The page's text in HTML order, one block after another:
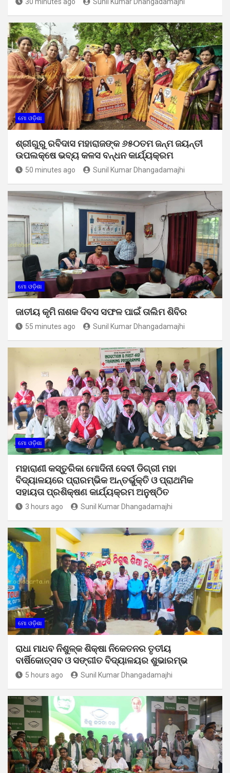
ମୋ ଓଡ଼ିଶା
ଶ୍ରୀଗୁରୁ ରବିଦାସ ମହାରାଜଙ୍କ ୬୫୦ତମ ଜନ୍ମ ଜୟନ୍ତୀ
ଉପଲକ୍ଷେ ଭବ୍ୟ କଳସ ବନ୍ଧନ କାର୍ଯ୍ୟକ୍ରମ
50 minutes ago Sunil Kumar Dhangadamajhi
ମୋ ଓଡ଼ିଶା
ଜାତୀୟ କୃମି ନାଶକ ଦିବସ ସଫଳ ପାଇଁ ତାଲିମ ଶିବିର
55 minutes ago Sunil Kumar Dhangadamajhi
ମୋ ଓଡ଼ିଶା
ମହାରାଣୀ କସ୍ତୁରିକା ମୋଦିନୀ ଦେବୀ ଡିଗ୍ରୀ ମହା
ବିଦ୍ୟାଳୟରେ ପ୍ରାରମ୍ଭିକ ଅନ୍ତର୍ଭୁକ୍ତି ଓ ପ୍ରାଥମିକ
ସହାୟତା ପ୍ରଶିକ୍ଷଣ କାର୍ଯ୍ୟକ୍ରମ ଅନୁଷ୍ଠିତ
3 hours ago Sunil Kumar Dhangadamajhi
ମୋ ଓଡ଼ିଶା
ରାଧା ମାଧବ ନିଶୁଳ୍କ ଶିକ୍ଷା ନିକେତନର ତୃତୀୟ
ବାର୍ଷିକୋତ୍ସବ ଓ ସଙ୍ଗୀତ ବିଦ୍ୟାଳୟର ଶୁଭାରମ୍ଭ
5 hours ago Sunil Kumar Dhangadamajhi